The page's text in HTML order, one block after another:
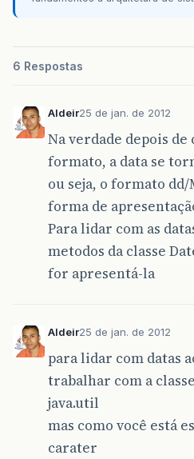
6 Respostas
Aldeir25 de jan. de 2012
Na verdade depois
formato, a data se
ou seja, o formato dd/
forma de
Para lidar com as
metodos da classe
for apresentá-la
Aldeir25 de jan. de 2012
para lidar com datas
trabalhar com a
java.util
mas como você está
carater